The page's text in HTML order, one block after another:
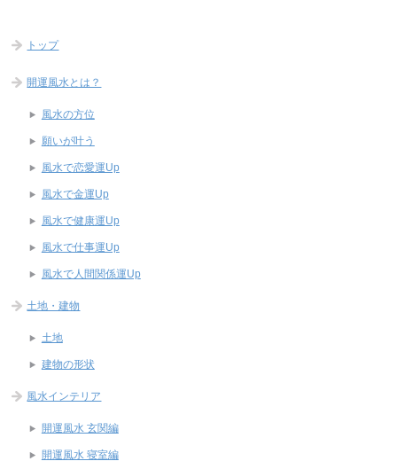
トップ
開運風水とは？
風水の方位
願いが叶う
風水で恋愛運Up
風水で金運Up
風水で健康運Up
風水で仕事運Up
風水で人間関係運Up
土地・建物
土地
建物の形状
風水インテリア
開運風水 玄関編
開運風水 寝室編